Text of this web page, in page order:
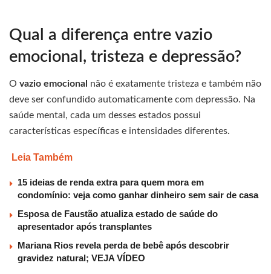
Qual a diferença entre vazio
emocional, tristeza e depressão?
O vazio emocional não é exatamente tristeza e também não
deve ser confundido automaticamente com depressão. Na
saúde mental, cada um desses estados possui
características específicas e intensidades diferentes.
Leia Também
15 ideias de renda extra para quem mora em
condomínio: veja como ganhar dinheiro sem sair de casa
Esposa de Faustão atualiza estado de saúde do
apresentador após transplantes
Mariana Rios revela perda de bebê após descobrir
gravidez natural; VEJA VÍDEO